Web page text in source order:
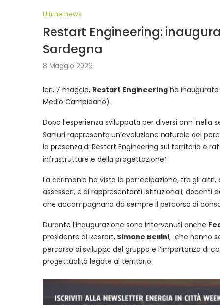
Ultime news
Restart Engineering:
Sardegna
8 Maggio 2026
Ieri, 7 maggio, Restart Engineering ha
Medio Campidano).
Dopo l’esperienza sviluppata per diversi anni nella
Sanluri rappresenta un’evoluzione naturale del
la presenza di Restart Engineering sul territorio e
infrastrutture e della progettazione”.
La cerimonia ha visto la partecipazione, tra gli altri,
assessori, e di rappresentanti istituzionali, docenti
che accompagnano da sempre il percorso di
Durante l’inaugurazione sono intervenuti anche
presidente di Restart, Simone Bellini, che hanno
percorso di sviluppo del gruppo e l’importanza di
progettualità legate al territorio.